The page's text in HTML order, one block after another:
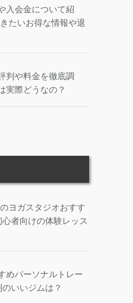
入会金について紹
たいお得な情報や退
判や料金を徹底調
実際どうなの？
ヨガスタジオおすす
者向けの体験レッス
めパーソナルトレー
いいジムは？